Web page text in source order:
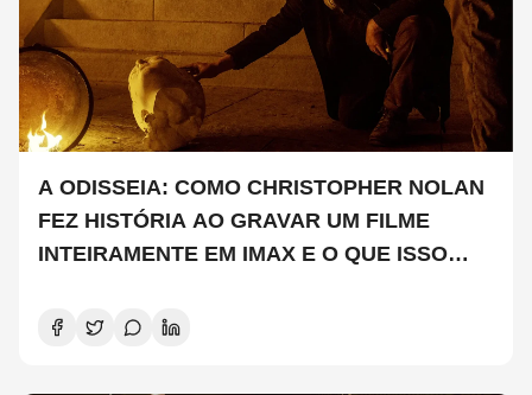
A ODISSEIA: COMO CHRISTOPHER NOLAN
FEZ HISTÓRIA AO GRAVAR UM FILME
INTEIRAMENTE EM IMAX E O QUE ISSO